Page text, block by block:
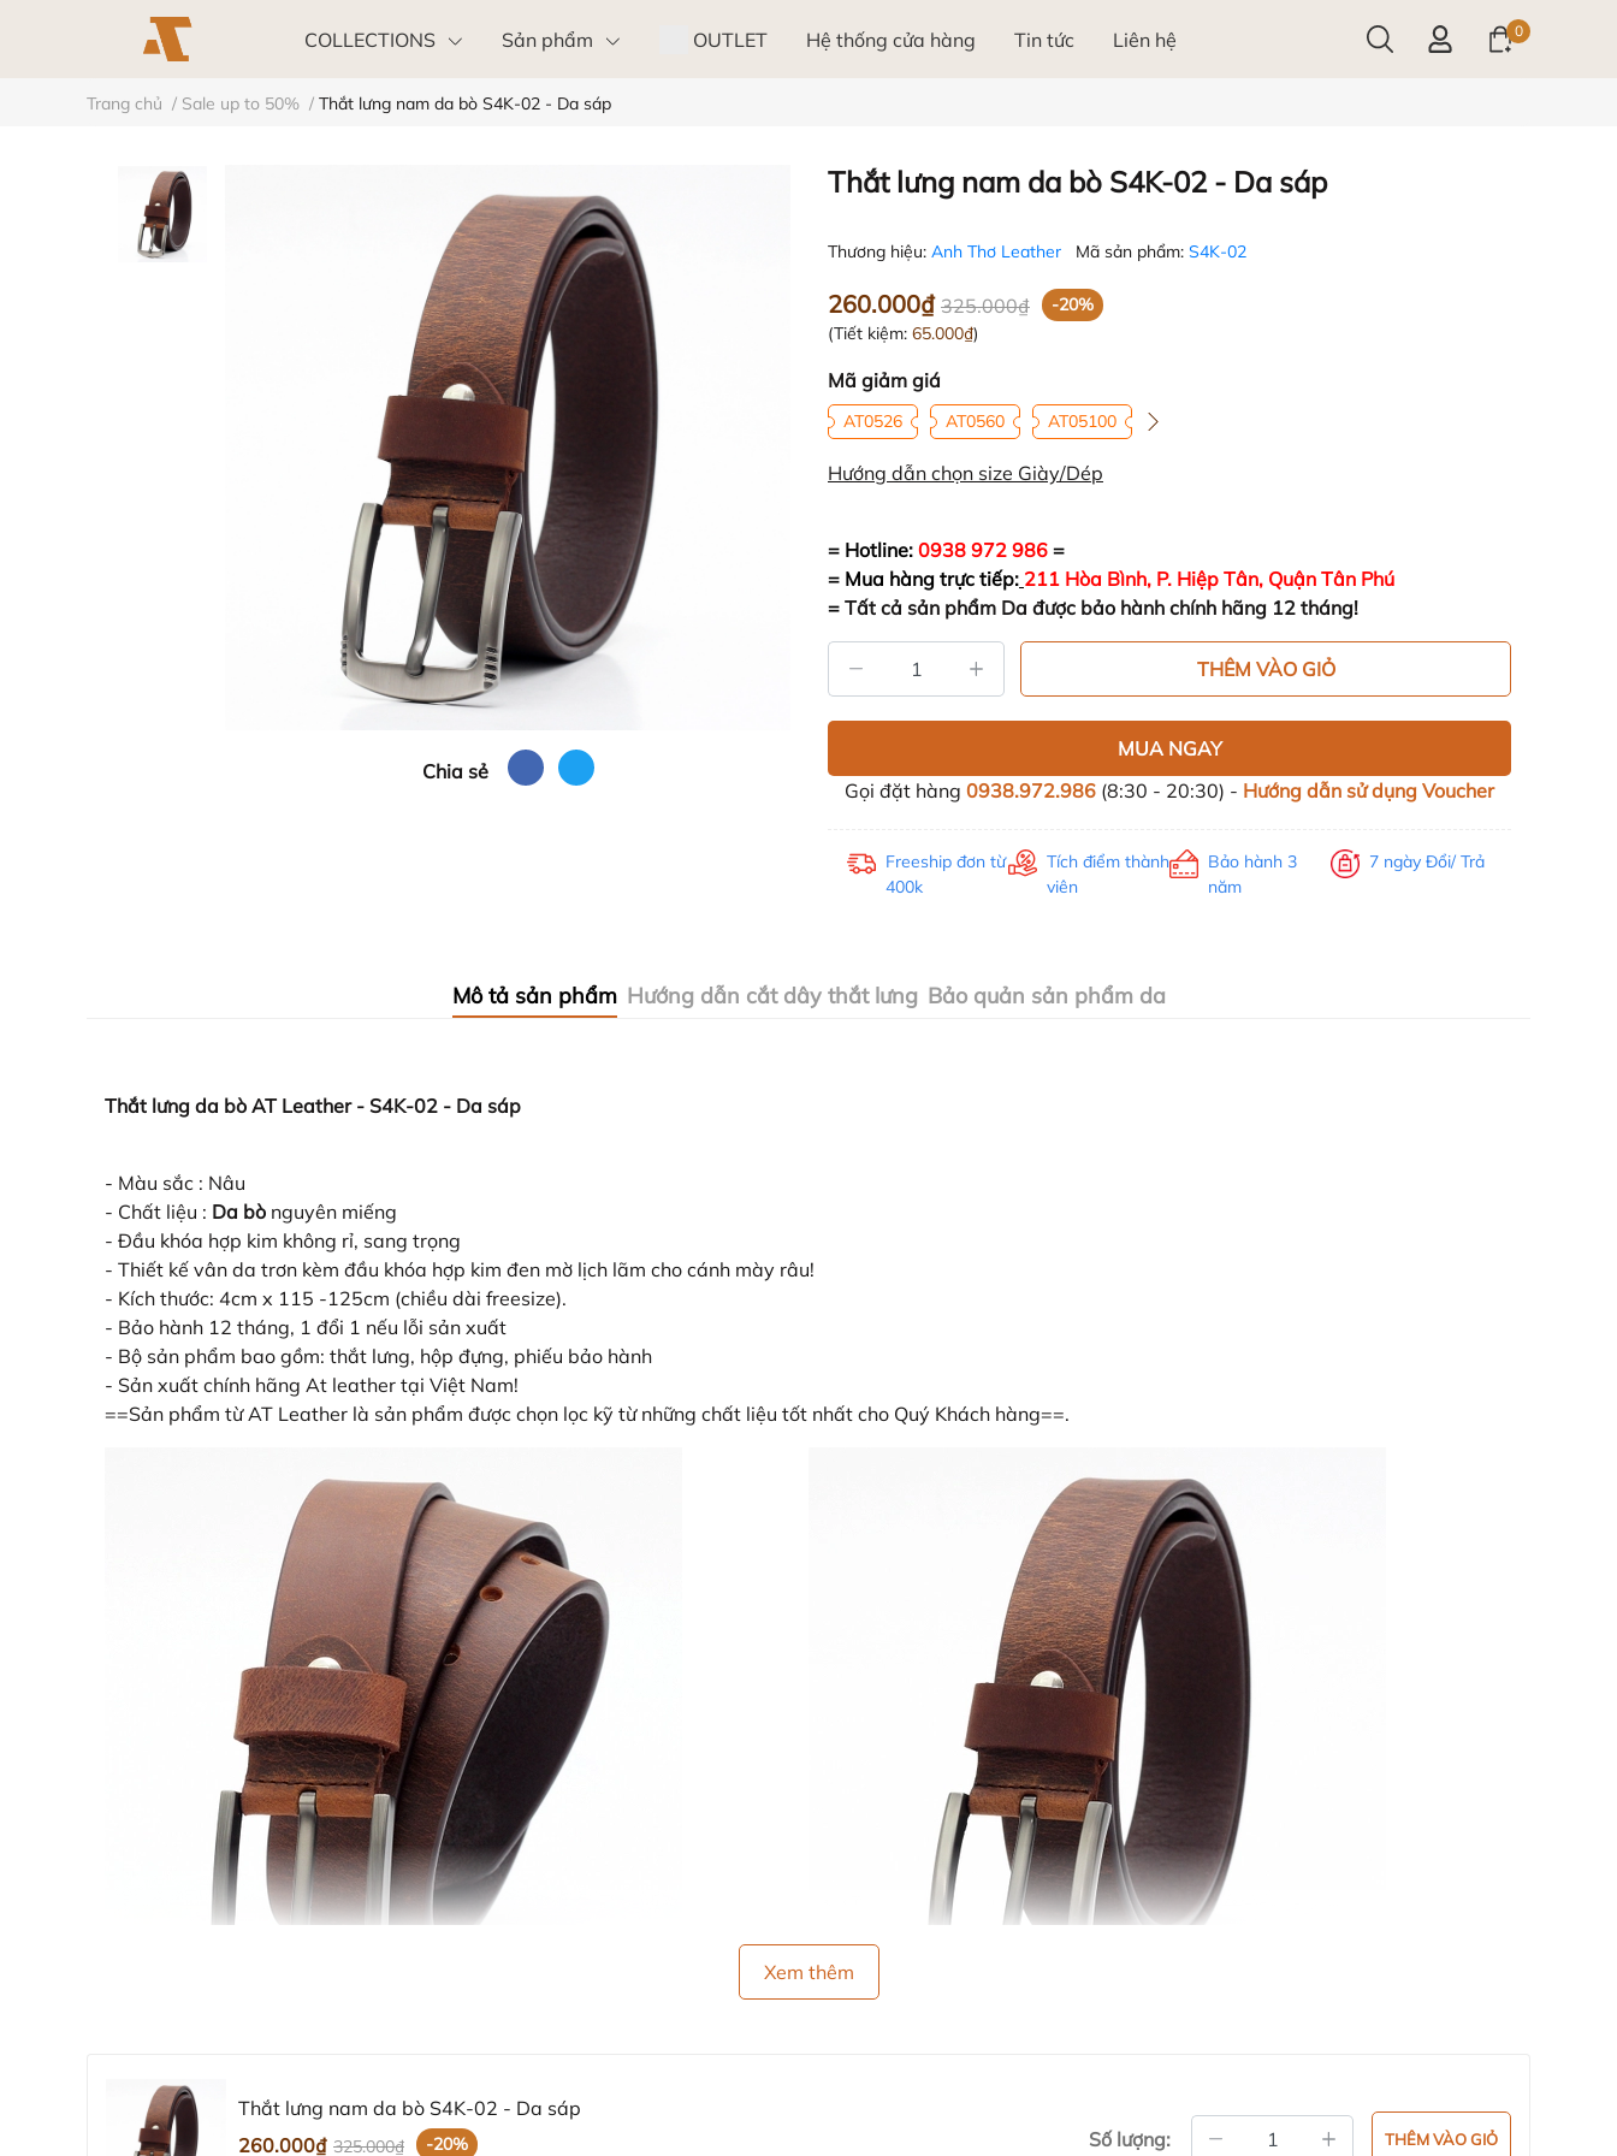
COLLECTIONS Sản phẩm OUTLET Hệ thống cửa hàng Tin tức Liên hệ
Khách hàng doanh nghiệp
0
Trang chủ / Sale up to 50% / Thắt lưng nam da bò S4K-02 - Da sáp
Chia sẻ
Thắt lưng nam da bò S4K-02 - Da sáp
Thương hiệu: Anh Thơ Leather Mã sản phẩm: S4K-02
260.000₫ 325.000₫
-20%
(Tiết kiệm: 65.000₫)
Mã giảm giá
AT0526 AT0560 AT05100
Hướng dẫn chọn size Giày/Dép
= Hotline: 0938 972 986 =
= Mua hàng trực tiếp: 211 Hòa Bình, P. Hiệp Tân, Quận Tân Phú
= Tất cả sản phẩm Da được bảo hành chính hãng 12 tháng!
THÊM VÀO GIỎ
MUA NGAY
Gọi đặt hàng 0938.972.986 (8:30 - 20:30) - Hướng dẫn sử dụng Voucher
Freeship đơn từ
400k
Tích điểm thành
viên
Bảo hành 3
năm
7 ngày Đổi/ Trả
Mô tả sản phẩm Hướng dẫn cắt dây thắt lưng Bảo quản sản phẩm da
Thắt lưng da bò AT Leather - S4K-02 - Da sáp
- Màu sắc : Nâu
- Chất liệu : Da bò nguyên miếng
- Đầu khóa hợp kim không rỉ, sang trọng
- Thiết kế vân da trơn kèm đầu khóa hợp kim đen mờ lịch lãm cho cánh mày râu!
- Kích thước: 4cm x 115 -125cm (chiều dài freesize).
- Bảo hành 12 tháng, 1 đổi 1 nếu lỗi sản xuất
- Bộ sản phẩm bao gồm: thắt lưng, hộp đựng, phiếu bảo hành
- Sản xuất chính hãng At leather tại Việt Nam!
==Sản phẩm từ AT Leather là sản phẩm được chọn lọc kỹ từ những chất liệu tốt nhất cho Quý Khách hàng==.
Xem thêm
Thắt lưng nam da bò S4K-02 - Da sáp
260.000₫ 325.000₫ -20% Số lượng: THÊM VÀO GIỎ